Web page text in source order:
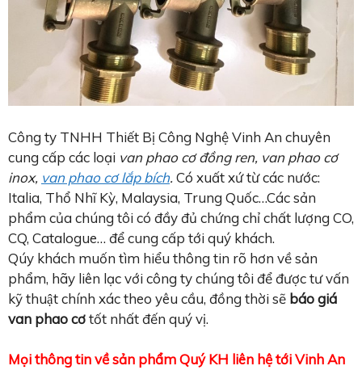
Công ty TNHH Thiết Bị Công Nghệ Vinh An chuyên
cung cấp các loại van phao cơ đồng ren, van phao cơ
inox, van phao cơ lắp bích.Có xuất xứ từ các nước:
Italia, Thổ Nhĩ Kỳ, Malaysia, Trung Quốc…Các sản
phẩm của chúng tôi có đầy đủ chứng chỉ chất lượng CO,
CQ, Catalogue… để cung cấp tới quý khách.
Qúy khách muốn tìm hiểu thông tin rõ hơn về sản
phẩm, hãy liên lạc với công ty chúng tôi để được tư vấn
kỹ thuật chính xác theo yêu cầu, đồng thời sẽ báo giá
van phao cơtốt nhất đến quý vị.
Mọi thông tin về sản phẩm Quý KH liên hệ tới Vinh An